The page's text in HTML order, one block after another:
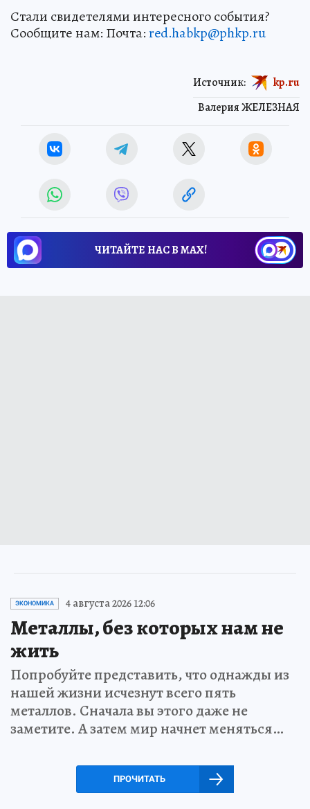
Стали свидетелями интересного события?
Сообщите нам: Почта:red.habkp@phkp.ru
Валерия ЖЕЛЕЗНАЯ
Источник: kp.ru
ЧИТАЙТЕ НАС В МАХ!
ЭКОНОМИКА 4 августа 2026 12:06
Металлы, без которых нам не
жить
Попробуйте представить, что однажды из
нашей жизни исчезнут всего пять
металлов. Сначала вы этого даже не
заметите. А затем мир начнет меняться…
ПРОЧИТАТЬ